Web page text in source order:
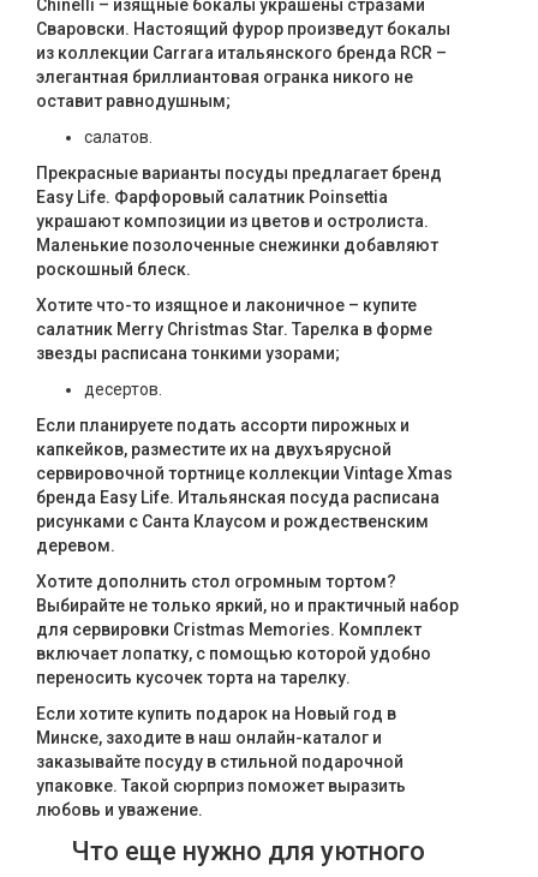
Chinelli – изящные бокалы украшены стразами
Сваровски. Настоящий фурор произведут бокалы
из коллекции Carrara итальянского бренда RCR –
элегантная бриллиантовая огранка никого не
оставит равнодушным;
салатов.
Прекрасные варианты посуды предлагает бренд
Easy Life. Фарфоровый салатник Poinsettia
украшают композиции из цветов и остролиста.
Маленькие позолоченные снежинки добавляют
роскошный блеск.
Хотите что-то изящное и лаконичное – купите
салатник Merry Christmas Star. Тарелка в форме
звезды расписана тонкими узорами;
десертов.
Если планируете подать ассорти пирожных и
капкейков, разместите их на двухъярусной
сервировочной тортнице коллекции Vintage Xmas
бренда Easy Life. Итальянская посуда расписана
рисунками с Санта Клаусом и рождественским
деревом.
Хотите дополнить стол огромным тортом?
Выбирайте не только яркий, но и практичный набор
для сервировки Cristmas Memories. Комплект
включает лопатку, с помощью которой удобно
переносить кусочек торта на тарелку.
Если хотите купить подарок на Новый год в
Минске, заходите в наш онлайн-каталог и
заказывайте посуду в стильной подарочной
упаковке. Такой сюрприз поможет выразить
любовь и уважение.
Что еще нужно для уютного